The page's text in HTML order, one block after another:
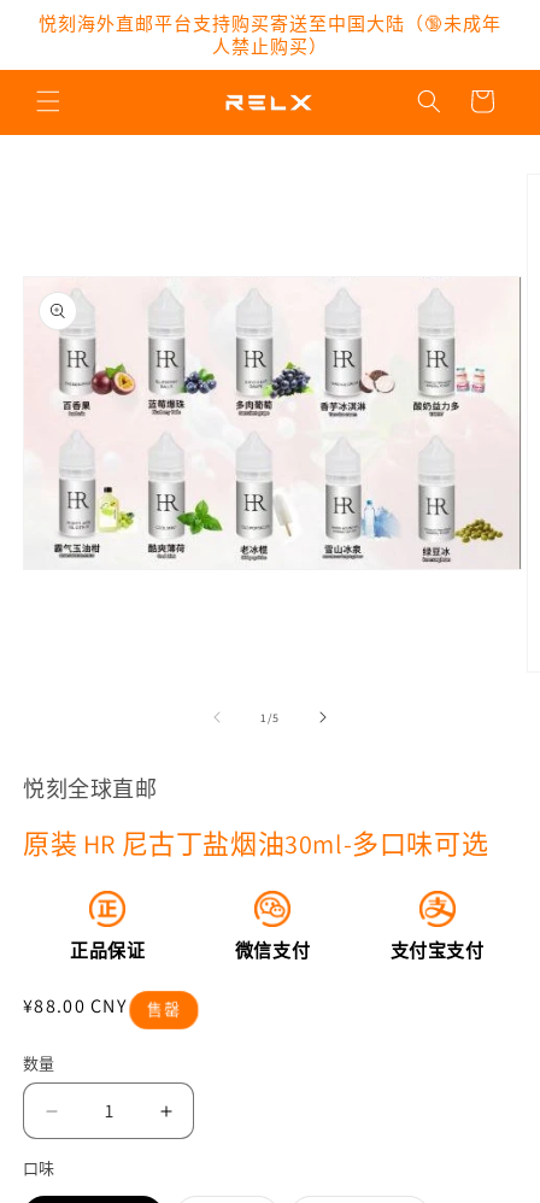
跳到内
容
悦刻海外直邮平台支持购买寄送至中国大陆（🔞未成年
人禁止购买）
购
物
体
件
1
1 //5
悦刻全球直邮
原装 HR 尼古丁盐烟油30ml-多口味可选
正品保证 微信支付 支付宝支付
常
价
格
¥88.00 CNY 售罄
数量
少
原
口味